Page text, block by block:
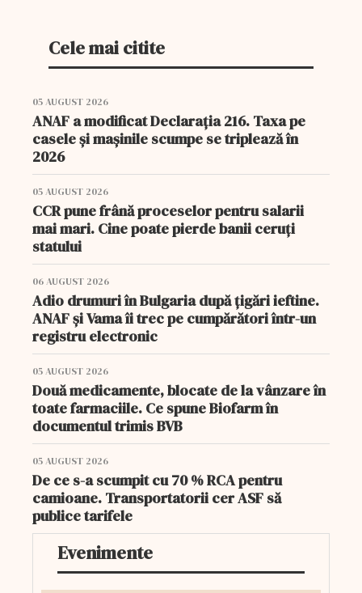
Cele mai citite
05 AUGUST 2026
ANAF a modificat Declarația 216. Taxa pe
casele și mașinile scumpe se triplează în
2026
05 AUGUST 2026
CCR pune frână proceselor pentru salarii
mai mari. Cine poate pierde banii ceruți
statului
06 AUGUST 2026
Adio drumuri în Bulgaria după țigări ieftine.
ANAF și Vama îi trec pe cumpărători într-un
registru electronic
05 AUGUST 2026
Două medicamente, blocate de la vânzare în
toate farmaciile. Ce spune Biofarm în
documentul trimis BVB
05 AUGUST 2026
De ce s-a scumpit cu 70 % RCA pentru
camioane. Transportatorii cer ASF să
publice tarifele
Evenimente